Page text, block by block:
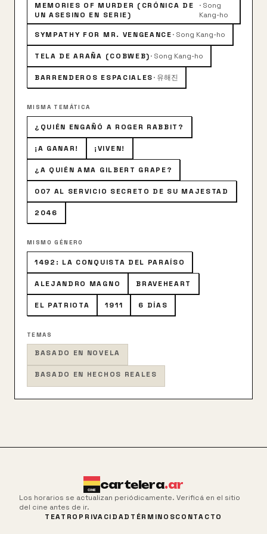
comienzan su viaje juntos.
MEMORIES OF MURDER (CRÓNICA DE
UN ASESINO EN SERIE)
· Song
Kang-ho
SYMPATHY FOR MR. VENGEANCE· Song Kang-ho
TELA DE ARAÑA (COBWEB)· Song Kang-ho
BARRENDEROS ESPACIALES· 유해진
MISMA TEMÁTICA
¿QUIÉN ENGAÑÓ A ROGER RABBIT?
¡A GANAR! ¡VIVEN!
¿A QUIÉN AMA GILBERT GRAPE?
007 AL SERVICIO SECRETO DE SU MAJESTAD
2046
MISMO GÉNERO
1492: LA CONQUISTA DEL PARAÍSO
ALEJANDRO MAGNO BRAVEHEART
EL PATRIOTA 1911 6 DÍAS
TEMAS
BASADO EN NOVELA
BASADO EN HECHOS REALES
cartelera.ar
Los horarios se actualizan periódicamente. Verificá en el sitio
del cine antes de ir.
TEATRO PRIVACIDAD TÉRMINOSCONTACTO